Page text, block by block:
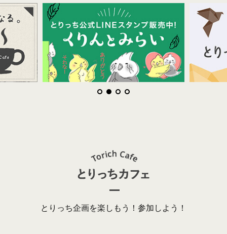
とりっち企画を楽しもう！参加しよう！